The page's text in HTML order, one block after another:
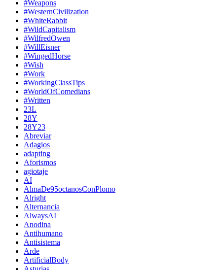
#Weapons
#WesternCivilization
#WhiteRabbit
#WildCapitalism
#WilfredOwen
#WillEisner
#WingedHorse
#Wish
#Work
#WorkingClassTips
#WorldOfComedians
#Written
23L
28Y
28Y23
Abreviar
Adagios
adapting
Aforismos
agiotaje
AI
AlmaDe95octanosConPlomo
Alright
Alternancia
AlwaysAI
Anodina
Antihumano
Antisistema
Arde
ArtificialBody